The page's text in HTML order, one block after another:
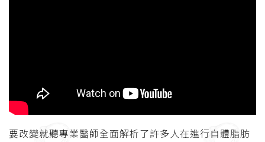
要改變就聽專業醫師全面解析了許多人在進行自體脂肪